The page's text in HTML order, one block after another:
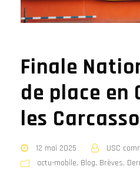
Finale
de place en
les
12 mai 2025
USC
actu-mobile, Blog, Brèves,